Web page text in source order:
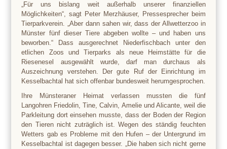
„Für uns bislang weit außerhalb unserer finanziellen
Möglichkeiten“, sagt Peter Merzhäuser, Pressesprecher beim
Tierparkverein. „Aber dann sahen wir, dass der Allwetterzoo in
Münster fünf dieser Tiere abgeben wollte – und haben uns
beworben.“ Dass ausgerechnet Niederfischbach unter den
etlichen Zoos undTierparks als neue Heimstätte für die
Riesenesel ausgewählt wurde, darf man durchaus als
Auszeichnung verstehen. Der gute Ruf der Einrichtung im
Kesselbachtal hat sich offenbar bundesweit herumgesprochen.
Ihre Münsteraner Heimat verlassen mussten die fünf
Langohren Friedolin, Tine, Calvin, Amelie und Alicante, weil die
Parkleitung dort einsehen musste, dass der Boden der Region
den Tieren nicht zuträglich ist. Wegen des ständig feuchten
Wetters gab es Probleme mit den Hufen – der Untergrund im
Kesselbachtal ist dagegen besser. „Die haben sich nicht gerne